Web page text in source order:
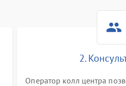
2.
Оператор колл центра